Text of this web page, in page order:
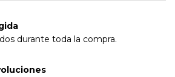
durante toda la compra.